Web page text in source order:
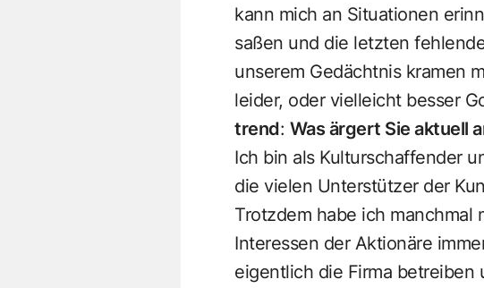
kann mich an Situationen
saßen und die letzten
unserem Gedächtnis kramen
leider, oder vielleicht besser
trend: Was ärgert Sie aktuell
Ich bin als Kulturschaffender
die vielen Unterstützer der
Trotzdem habe ich manchmal
Interessen der Aktionäre
eigentlich die Firma betreiben